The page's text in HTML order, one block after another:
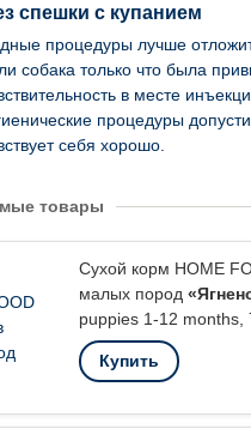
спешки с купанием
процедуры лучше
собака только что была
в месте
процедуры
себя хорошо.
товары
Сухой корм HOME
малых пород
puppies 1-12 months,
Купить